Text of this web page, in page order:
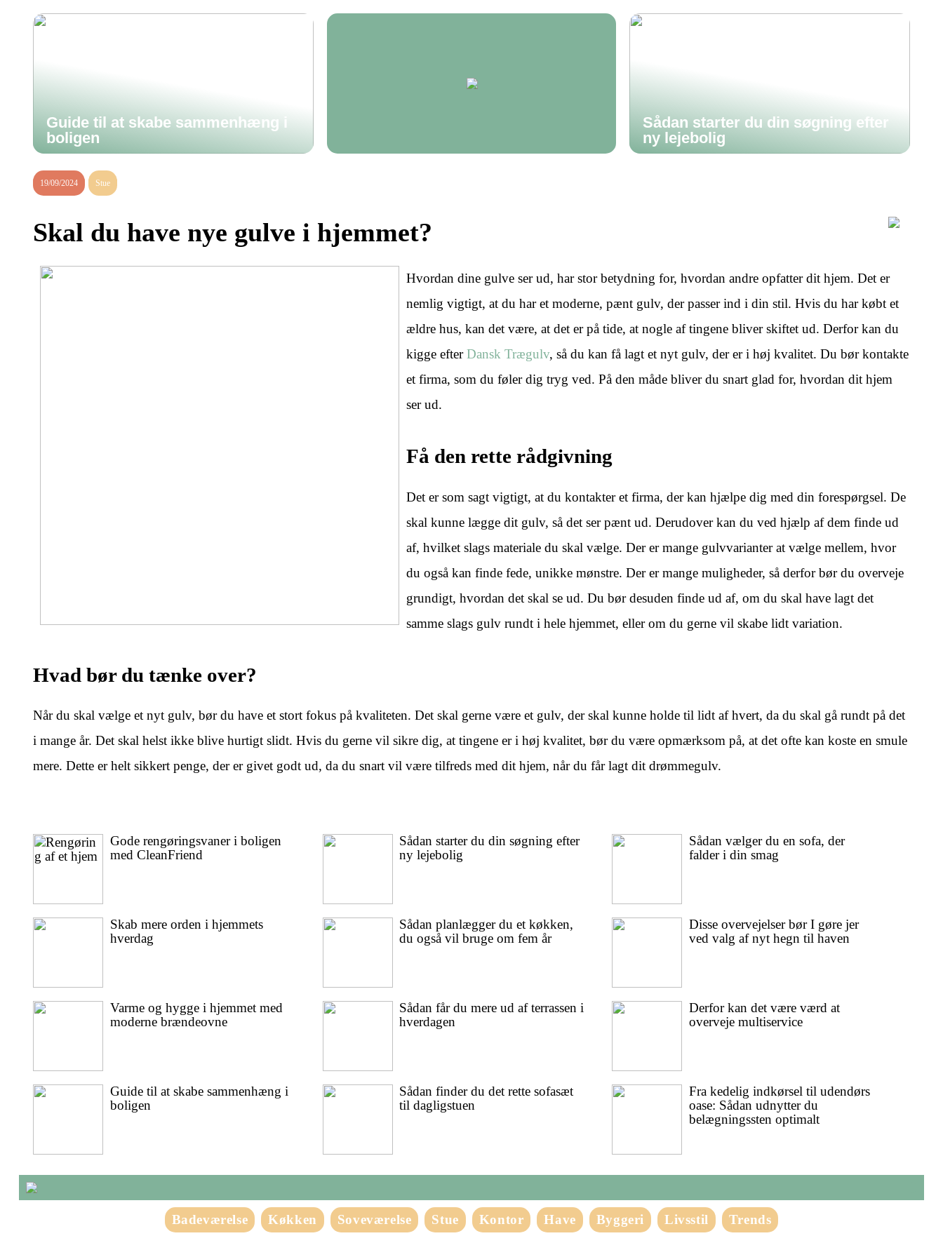
Guide til at skabe sammenhæng i
boligen
Sådan starter du din søgning efter
ny lejebolig
19/09/2024 Stue
Skal du have nye gulve i hjemmet?
Hvordan dine gulve ser ud, har stor betydning for, hvordan andre opfatter dit hjem. Det er
nemlig vigtigt, at du har et moderne, pænt gulv, der passer ind i din stil. Hvis du har købt et
ældre hus, kan det være, at det er på tide, at nogle af tingene bliver skiftet ud. Derfor kan du
kigge efterDansk Trægulv, så du kan få lagt et nyt gulv, der er i høj kvalitet. Du bør kontakte
et firma, som du føler dig tryg ved. På den måde bliver du snart glad for, hvordan dit hjem
ser ud.
Få den rette rådgivning
Det er som sagt vigtigt, at du kontakter et firma, der kan hjælpe dig med din forespørgsel. De
skal kunne lægge dit gulv, så det ser pænt ud. Derudover kan du ved hjælp af dem finde ud
af, hvilket slags materiale du skal vælge. Der er mange gulvvarianter at vælge mellem, hvor
du også kan finde fede, unikke mønstre. Der er mange muligheder, så derfor bør du overveje
grundigt, hvordan det skal se ud. Du bør desuden finde ud af, om du skal have lagt det
samme slags gulv rundt i hele hjemmet, eller om du gerne vil skabe lidt variation.
Hvad bør du tænke over?
Når du skal vælge et nyt gulv, bør du have et stort fokus på kvaliteten. Det skal gerne være et gulv, der skal kunne holde til lidt af hvert, da du skal gå rundt på det
i mange år. Det skal helst ikke blive hurtigt slidt. Hvis du gerne vil sikre dig, at tingene er i høj kvalitet, bør du være opmærksom på, at det ofte kan koste en smule
mere. Dette er helt sikkert penge, der er givet godt ud, da du snart vil være tilfreds med dit hjem, når du får lagt dit drømmegulv.
Gode rengøringsvaner i boligen
med CleanFriend
Skab mere orden i hjemmets
hverdag
Varme og hygge i hjemmet med
moderne brændeovne
Guide til at skabe sammenhæng i
boligen
Sådan starter du din søgning efter
ny lejebolig
Sådan planlægger du et køkken,
du også vil bruge om fem år
Sådan får du mere ud af terrassen i
hverdagen
Sådan finder du det rette sofasæt
til dagligstuen
Sådan vælger du en sofa, der
falder i din smag
Disse overvejelser bør I gøre jer
ved valg af nyt hegn til haven
Derfor kan det være værd at
overveje multiservice
Fra kedelig indkørsel til udendørs
oase: Sådan udnytter du
belægningssten optimalt
Badeværelse Køkken Soveværelse Stue Kontor Have Byggeri Livsstil Trends